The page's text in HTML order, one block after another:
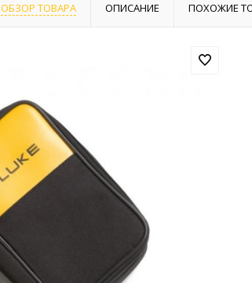
ОБЗОР ТОВАРА ОПИСАНИЕ ПОХОЖИЕ